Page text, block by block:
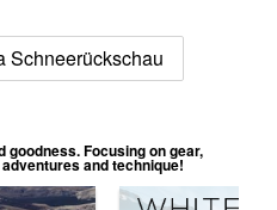
Schneerückschau